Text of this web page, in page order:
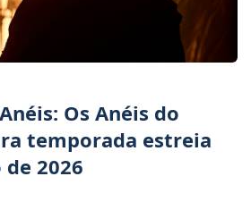
Os Anéis do
temporada estreia
2026